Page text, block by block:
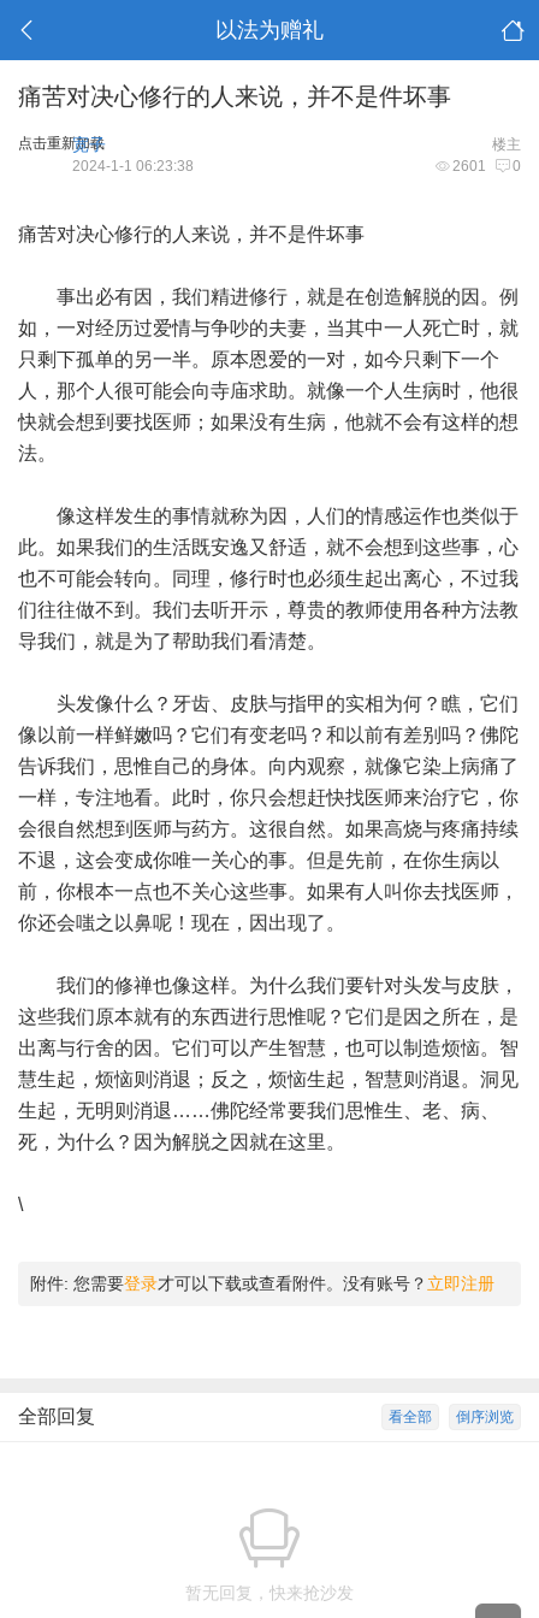
以法为赠礼
痛苦对决心修行的人来说，并不是件坏事
点击重新加载 楼主
宽子
2601 0
2024-1-1 06:23:38
痛苦对决心修行的人来说，并不是件坏事
事出必有因，我们精进修行，就是在创造解脱的因。例
如，一对经历过爱情与争吵的夫妻，当其中一人死亡时，就
只剩下孤单的另一半。原本恩爱的一对，如今只剩下一个
人，那个人很可能会向寺庙求助。就像一个人生病时，他很
快就会想到要找医师；如果没有生病，他就不会有这样的想
法。
像这样发生的事情就称为因，人们的情感运作也类似于
此。如果我们的生活既安逸又舒适，就不会想到这些事，心
也不可能会转向。同理，修行时也必须生起出离心，不过我
们往往做不到。我们去听开示，尊贵的教师使用各种方法教
导我们，就是为了帮助我们看清楚。
头发像什么？牙齿、皮肤与指甲的实相为何？瞧，它们
像以前一样鲜嫩吗？它们有变老吗？和以前有差别吗？佛陀
告诉我们，思惟自己的身体。向内观察，就像它染上病痛了
一样，专注地看。此时，你只会想赶快找医师来治疗它，你
会很自然想到医师与药方。这很自然。如果高烧与疼痛持续
不退，这会变成你唯一关心的事。但是先前，在你生病以
前，你根本一点也不关心这些事。如果有人叫你去找医师，
你还会嗤之以鼻呢！现在，因出现了。
我们的修禅也像这样。为什么我们要针对头发与皮肤，
这些我们原本就有的东西进行思惟呢？它们是因之所在，是
出离与行舍的因。它们可以产生智慧，也可以制造烦恼。智
慧生起，烦恼则消退；反之，烦恼生起，智慧则消退。洞见
生起，无明则消退……佛陀经常要我们思惟生、老、病、
死，为什么？因为解脱之因就在这里。
\
附件: 您需要登录才可以下载或查看附件。没有账号？ 立即注册
倒序浏览
看全部
全部回复
暂无回复，快来抢沙发